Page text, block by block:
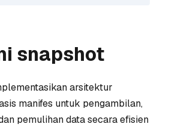
snapshot
arsitektur
manifes untuk pengambilan,
pemulihan data secara efisien